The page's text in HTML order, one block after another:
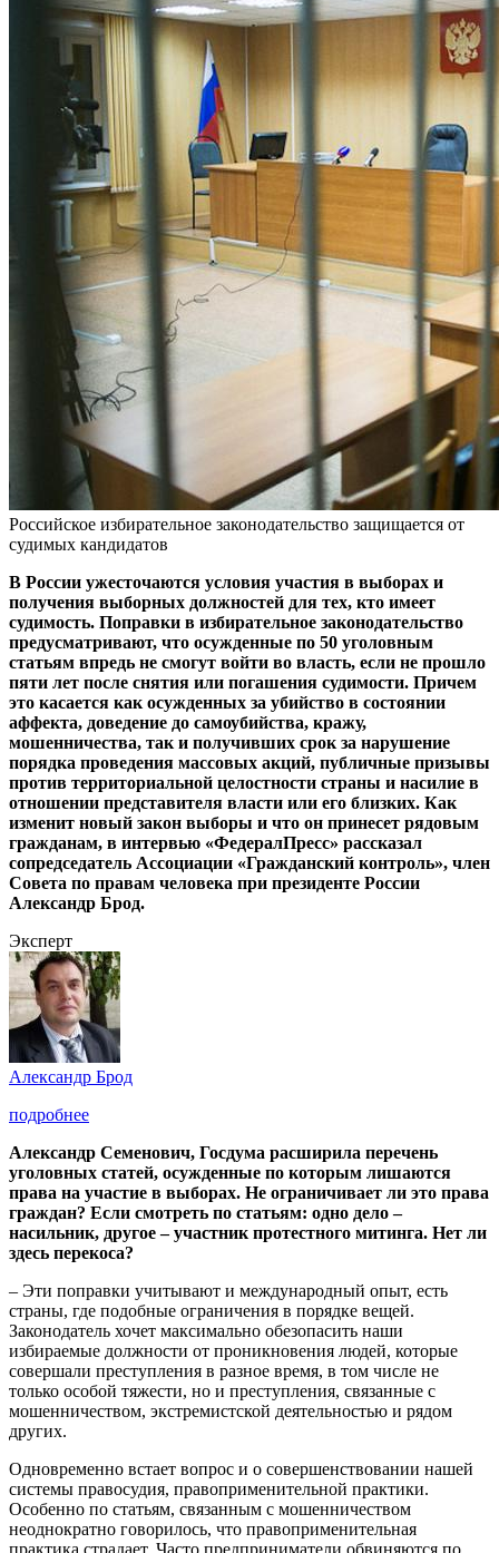
Российское избирательное законодательство защищается от
судимых кандидатов
В России ужесточаются условия участия в выборах и
получения выборных должностей для тех, кто имеет
судимость. Поправки в избирательное законодательство
предусматривают, что осужденные по 50 уголовным
статьям впредь не смогут войти во власть, если не прошло
пяти лет после снятия или погашения судимости. Причем
это касается как осужденных за убийство в состоянии
аффекта, доведение до самоубийства, кражу,
мошенничества, так и получивших срок за нарушение
порядка проведения массовых акций, публичные призывы
против территориальной целостности страны и насилие в
отношении представителя власти или его близких. Как
изменит новый закон выборы и что он принесет рядовым
гражданам, в интервью «ФедералПресс» рассказал
сопредседатель Ассоциации «Гражданский контроль», член
Совета по правам человека при президенте России
Александр Брод.
Эксперт
Александр Брод
подробнее
Александр Семенович, Госдума расширила перечень
уголовных статей, осужденные по которым лишаются
права на участие в выборах. Не ограничивает ли это права
граждан? Если смотреть по статьям: одно дело –
насильник, другое – участник протестного митинга. Нет ли
здесь перекоса?
– Эти поправки учитывают и международный опыт, есть
страны, где подобные ограничения в порядке вещей.
Законодатель хочет максимально обезопасить наши
избираемые должности от проникновения людей, которые
совершали преступления в разное время, в том числе не
только особой тяжести, но и преступления, связанные с
мошенничеством, экстремистской деятельностью и рядом
других.
Одновременно встает вопрос и о совершенствовании нашей
системы правосудия, правоприменительной практики.
Особенно по статьям, связанным с мошенничеством
неоднократно говорилось, что правоприменительная
практика страдает. Часто предприниматели обвиняются по